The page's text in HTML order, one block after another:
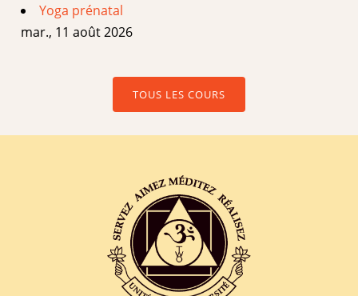
Yoga prénatal
mar., 11 août 2026
TOUS LES COURS